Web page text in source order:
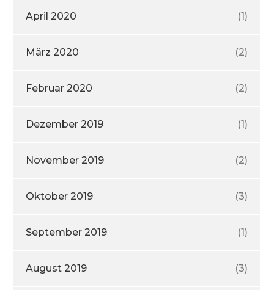
April 2020 (1)
März 2020 (2)
Februar 2020 (2)
Dezember 2019 (1)
November 2019 (2)
Oktober 2019 (3)
September 2019 (1)
August 2019 (3)